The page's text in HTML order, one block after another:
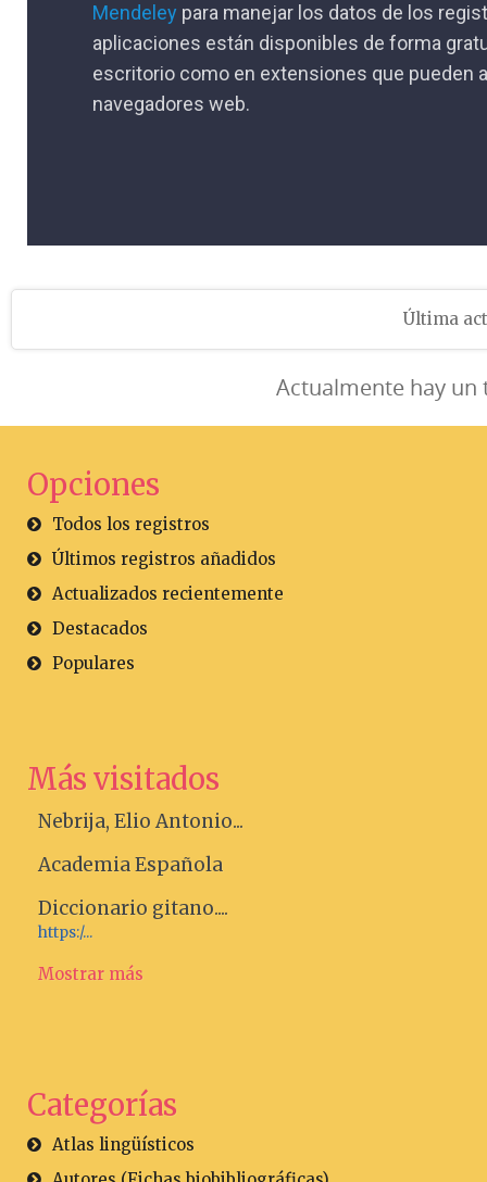
Mendeley para manejar los datos de los
aplicaciones están disponibles de forma
escritorio como en extensiones que pueden
navegadores web.
Última
Actualmente hay un
Opciones
Todos los registros
Últimos registros añadidos
Actualizados recientemente
Destacados
Populares
Más visitados
Nebrija, Elio Antonio...
Academia Española
Diccionario gitano....
https:/...
Mostrar más
Categorías
Atlas lingüísticos